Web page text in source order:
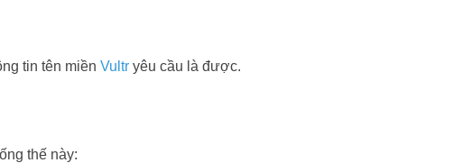
tin tên miền Vultr yêu cầu là được.
thế này: